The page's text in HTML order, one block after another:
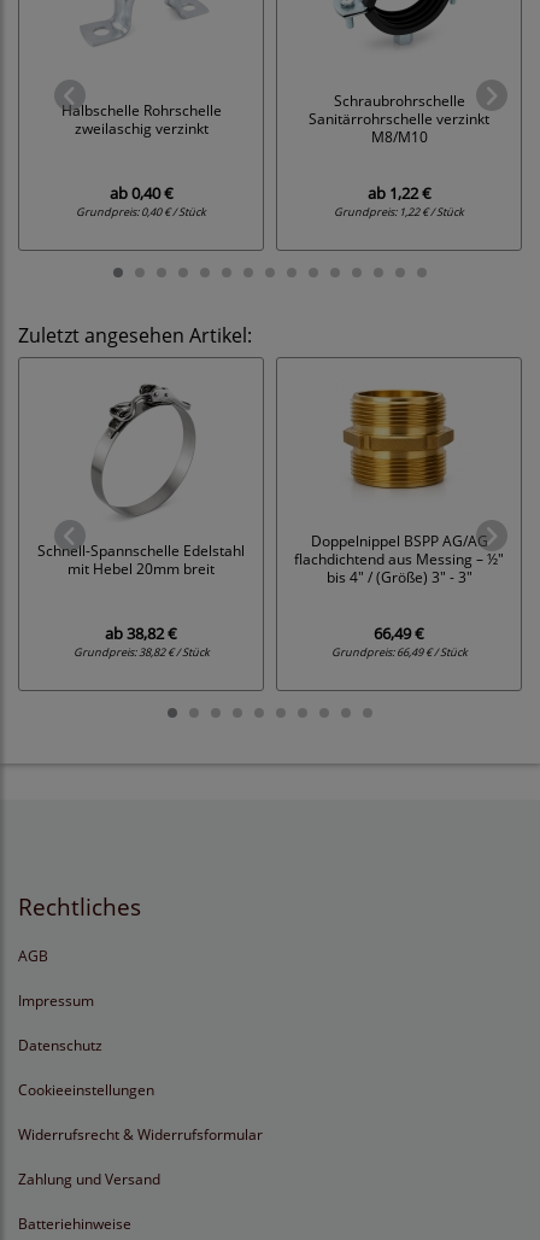
Halbschelle Rohrschelle
zweilaschig verzinkt
ab0,40 €
Grundpreis:0,40 € / Stück
Schraubrohrschelle
Sanitärrohrschelle verzinkt
M8/M10
ab1,22 €
Grundpreis: 1,22 € / Stück
Zuletzt angesehen Artikel:
Schnell-Spannschelle Edelstahl
mit Hebel 20mm breit
ab38,82 €
Grundpreis:38,82 € / Stück
Doppelnippel BSPP AG/AG
flachdichtend aus Messing – ½"
bis 4" / (Größe) 3" - 3"
66,49 €
Grundpreis:66,49 € / Stück
Rechtliches
AGB
Impressum
Datenschutz
Cookieeinstellungen
Widerrufsrecht & Widerrufsformular
Zahlung und Versand
Batteriehinweise